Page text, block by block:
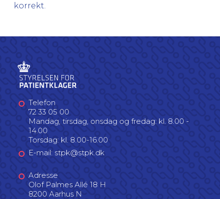
korrekt.
Telefon
72 33 05 00
Mandag, tirsdag, onsdag og fredag: kl. 8.00 -
14.00
Torsdag: kl. 8.00-16.00
E-mail: stpk@stpk.dk
Adresse
Olof Palmes Allé 18 H
8200 Aarhus N